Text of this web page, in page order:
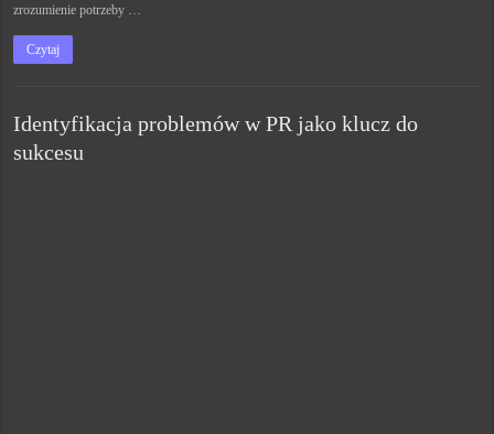
zrozumienie potrzeby …
Czytaj
Identyfikacja problemów w PR jako klucz do
sukcesu